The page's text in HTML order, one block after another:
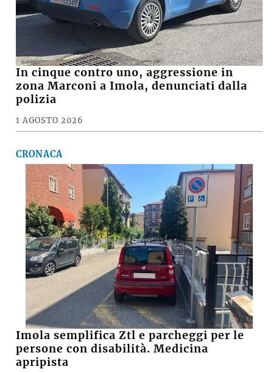
In cinque contro uno, aggressione in
zona Marconi a Imola, denunciati dalla
polizia
1 AGOSTO 2026
CRONACA
Imola semplifica Ztl e parcheggi per le
persone con disabilità. Medicina
apripista